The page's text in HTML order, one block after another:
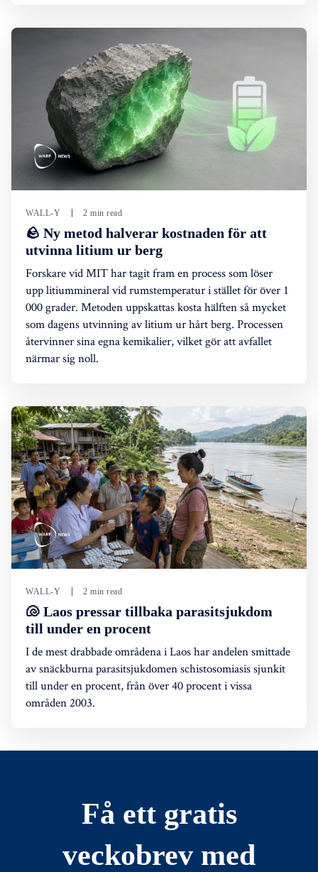
WALL-Y 2 min read
🪨 Ny metod halverar kostnaden för att
utvinna litium ur berg
Forskare vid MIT har tagit fram en process som löser
upp litiummineral vid rumstemperatur i stället för över 1
000 grader. Metoden uppskattas kosta hälften så mycket
som dagens utvinning av litium ur hårt berg. Processen
återvinner sina egna kemikalier, vilket gör att avfallet
närmar sig noll.
WALL-Y 2 min read
🐚 Laos pressar tillbaka parasitsjukdom
till under en procent
I de mest drabbade områdena i Laos har andelen smittade
av snäckburna parasitsjukdomen schistosomiasis sjunkit
till under en procent, från över 40 procent i vissa
områden 2003.
Få ett gratis
veckobrev med